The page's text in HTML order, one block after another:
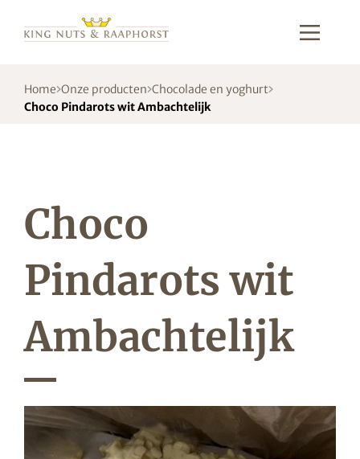
Home Onze producten Chocolade en yoghurt
Choco Pindarots wit Ambachtelijk
Choco
Pindarots wit
Ambachtelijk